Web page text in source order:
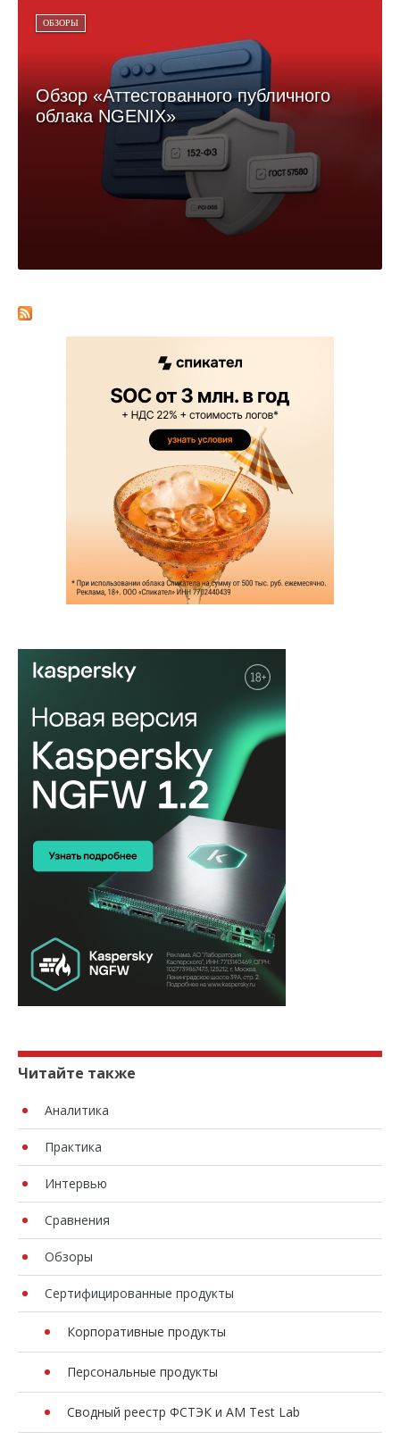
ОБЗОРЫ
Обзор «Аттестованного публичного
облака NGENIX»
Читайте также
Аналитика
Практика
Интервью
Сравнения
Обзоры
Сертифицированные продукты
Корпоративные продукты
Персональные продукты
Сводный реестр ФСТЭК и AM Test Lab